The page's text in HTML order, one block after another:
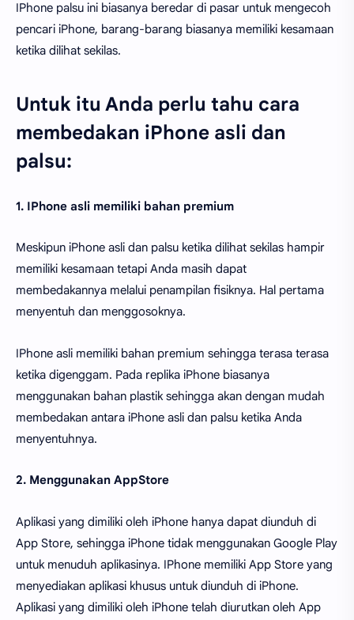
IPhone palsu ini biasanya beredar di pasar untuk mengecoh
pencari iPhone, barang-barang biasanya memiliki kesamaan
ketika dilihat sekilas.
Untuk itu Anda perlu tahu cara
membedakan iPhone asli dan
palsu:
1. IPhone asli memiliki bahan premium
Meskipun iPhone asli dan palsu ketika dilihat sekilas hampir
memiliki kesamaan tetapi Anda masih dapat
membedakannya melalui penampilan fisiknya. Hal pertama
menyentuh dan menggosoknya.
IPhone asli memiliki bahan premium sehingga terasa terasa
ketika digenggam. Pada replika iPhone biasanya
menggunakan bahan plastik sehingga akan dengan mudah
membedakan antara iPhone asli dan palsu ketika Anda
menyentuhnya.
2. Menggunakan AppStore
Aplikasi yang dimiliki oleh iPhone hanya dapat diunduh di
App Store, sehingga iPhone tidak menggunakan Google Play
untuk menuduh aplikasinya. IPhone memiliki App Store yang
menyediakan aplikasi khusus untuk diunduh di iPhone.
Aplikasi yang dimiliki oleh iPhone telah diurutkan oleh App